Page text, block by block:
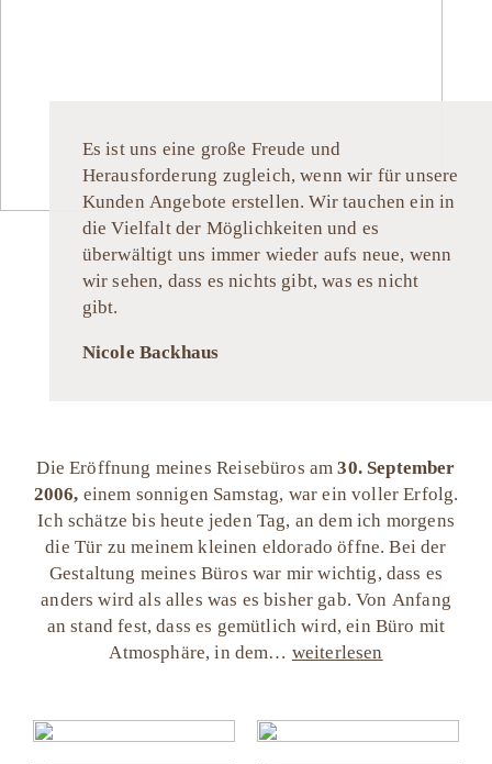
Es ist uns eine große Freude und
Herausforderung zugleich, wenn wir für unsere
Kunden Angebote erstellen. Wir tauchen ein in
die Vielfalt der Möglichkeiten und es
überwältigt uns immer wieder aufs neue, wenn
wir sehen, dass es nichts gibt, was es nicht
gibt.
Nicole Backhaus
Die Eröffnung meines Reisebüros am 30. September
2006, einem sonnigen Samstag, war ein voller Erfolg.
Ich schätze bis heute jeden Tag, an dem ich morgens
die Tür zu meinem kleinen eldorado öffne. Bei der
Gestaltung meines Büros war mir wichtig, dass es
anders wird als alles was es bisher gab. Von Anfang
an stand fest, dass es gemütlich wird, ein Büro mit
Atmosphäre, in dem… weiterlesen